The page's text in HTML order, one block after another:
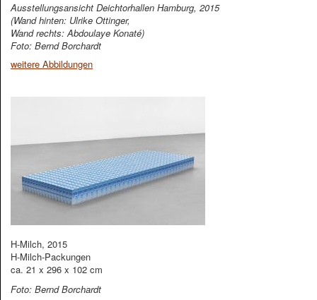
Ausstellungsansicht Deichtorhallen Hamburg, 2015
(Wand hinten: Ulrike Ottinger,
Wand rechts: Abdoulaye Konaté)
Foto: Bernd Borchardt
weitere Abbildungen
H-Milch, 2015
H-Milch-Packungen
ca. 21 x 296 x 102 cm
Foto: Bernd Borchardt